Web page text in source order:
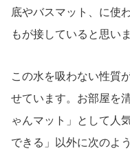
底やバスマット、に使
もが接していると思いま
この水を吸わない性質
せています。お部屋を
ゃんマット」として人
できる」以外に次のよ